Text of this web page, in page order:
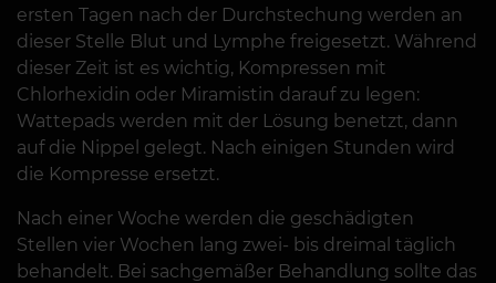
ersten Tagen nach der Durchstechung werden an
dieser Stelle Blut und Lymphe freigesetzt. Während
dieser Zeit ist es wichtig, Kompressen mit
Chlorhexidin oder Miramistin darauf zu legen:
Wattepads werden mit der Lösung benetzt, dann
auf die Nippel gelegt. Nach einigen Stunden wird
die Kompresse ersetzt.
Nach einer Woche werden die geschädigten
Stellen vier Wochen lang zwei- bis dreimal täglich
behandelt. Bei sachgemäßer Behandlung sollte das